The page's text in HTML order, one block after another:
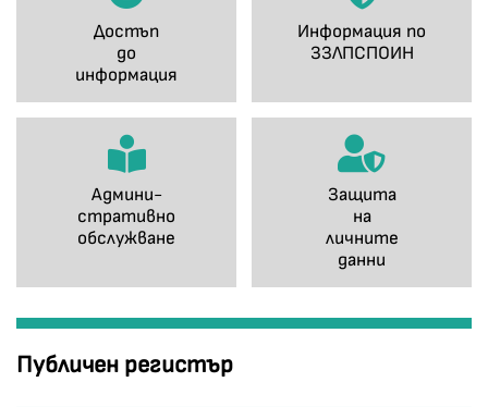
Достъп
до
информация
Информация по
ЗЗЛПСПОИН
Админи-
стративно
обслужване
Защита
на
личните
данни
Публичен регистър